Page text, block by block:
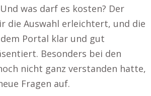
was darf es kosten? Der
die Auswahl erleichtert, und die
Portal klar und gut
Besonders bei den
nicht ganz verstanden hatte,
Fragen auf.